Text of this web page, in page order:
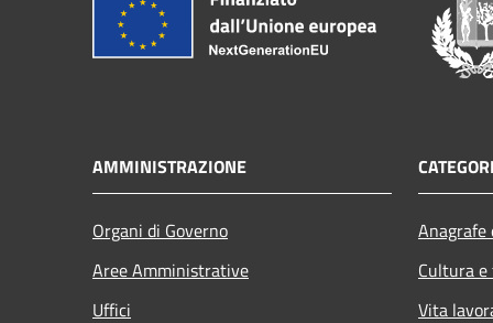
AMMINISTRAZIONE
Organi di Governo
Aree Amministrative
Uffici
Cultura
Vita